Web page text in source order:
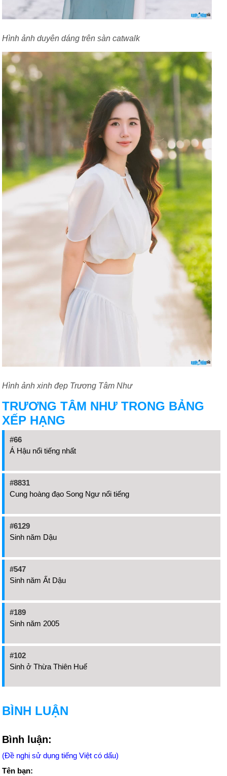
Hình ảnh duyên dáng trên sàn catwalk
Hình ảnh xinh đẹp Trương Tâm Như
TRƯƠNG TÂM NHƯ TRONG BẢNG
XẾP HẠNG
#66
Á Hậu nổi tiếng nhất
#8831
Cung hoàng đạo Song Ngư nổi tiếng
#6129
Sinh năm Dậu
#547
Sinh năm Ất Dậu
#189
Sinh năm 2005
#102
Sinh ở Thừa Thiên Huế
BÌNH LUẬN
Bình luận:
(Đề nghị sử dụng tiếng Việt có dấu)
Tên bạn: